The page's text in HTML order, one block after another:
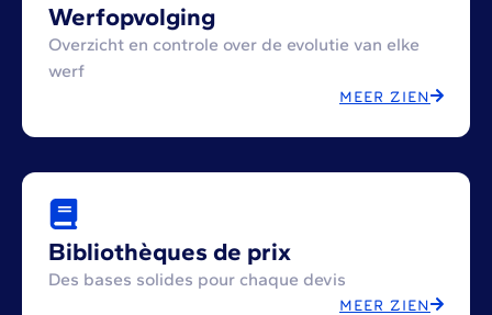
Werfopvolging
Overzicht en controle over de evolutie van elke
werf
MEER ZIEN
Bibliothèques de prix
Des bases solides pour chaque devis
MEER ZIEN